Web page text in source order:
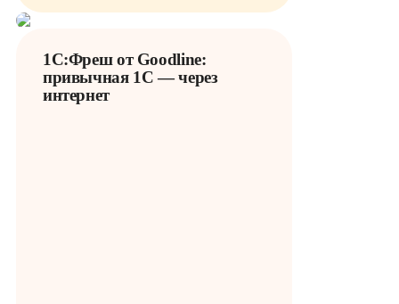
1С:Фреш от Goodline:
привычная 1С — через
интернет